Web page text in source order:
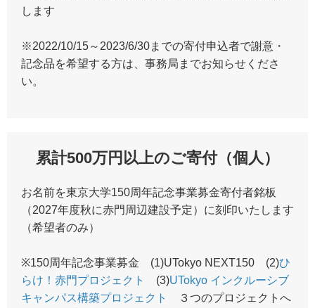
します
※2022/10/15～2023/6/30までの寄付申込者で謝意・
記念品を希望する方は、事務局までお知らせくださ
い。
累計500万円以上のご寄付（個人）
お名前を東京大学150周年記念事業募金寄付者銘板
（2027年度秋に赤門周辺建設予定）に刻印いたします
（希望者のみ）
※150周年記念事業募金 (1)UTokyo NEXT150 (2)ひ
らけ！赤門プロジェクト
(3)UTokyo インクルーシブ
キャンパス構築プロジェクト
３つのプロジェクトへ